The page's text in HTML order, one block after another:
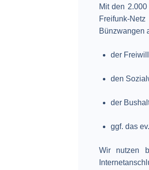
Mit den
Freifunk-
Bünzwangen
der
den
der
ggf. das
Wir nutzen